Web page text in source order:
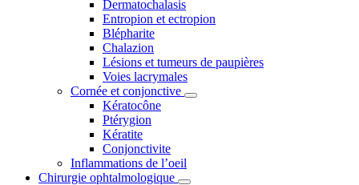
Dermatochalasis
Entropion et ectropion
Blépharite
Chalazion
Lésions et tumeurs de paupières
Voies lacrymales
Cornée et conjonctive
Kératocône
Ptérygion
Kératite
Conjonctivite
Inflammations de l’oeil
Chirurgie ophtalmologique